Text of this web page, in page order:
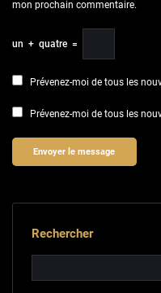
mon prochain commentaire.
un + quatre =
Prévenez-moi de tous les
Prévenez-moi de tous les
Rechercher